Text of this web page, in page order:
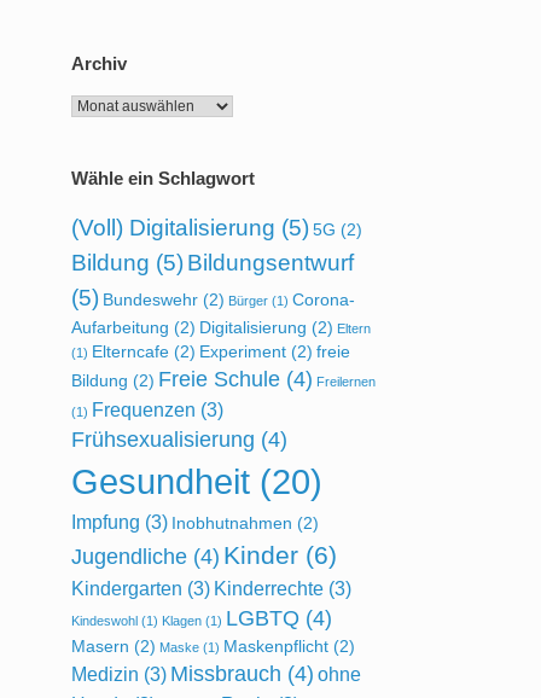
Archiv
Archiv
Wähle ein Schlagwort
(Voll) Digitalisierung (5) 5G (2)
Bildung (5)Bildungsentwurf
(5) Bundeswehr (2) Bürger (1) Corona-
Aufarbeitung (2) Digitalisierung (2) Eltern
(1) Elterncafe (2) Experiment (2) freie
Bildung (2) Freie Schule (4) Freilernen
(1) Frequenzen (3)
Frühsexualisierung (4)
Gesundheit (20)
Impfung (3) Inobhutnahmen (2)
Jugendliche (4) Kinder (6)
Kindergarten (3) Kinderrechte (3)
Kindeswohl (1) Klagen (1) LGBTQ (4)
Masern (2) Maske (1) Maskenpflicht (2)
Medizin (3) Missbrauch (4) ohne